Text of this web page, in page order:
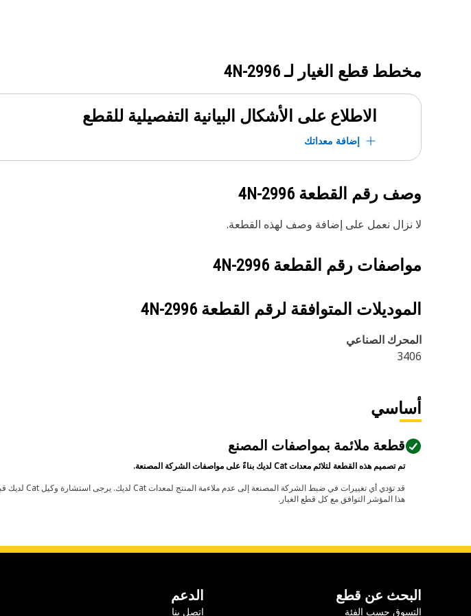
مخطط قطع الغيار لـ4N-2996
الاطلاع على الأشكال البيانية التفصيلية للقطع
إضافة معداتك
وصف رقم القطعة 4N-2996
لا نزال نعمل على إضافة وصف لهذه القطعة.
مواصفات رقم القطعة 4N-2996
الموديلات المتوافقة لرقم القطعة 4N-2996
المحرك الصناعي
3406
أساسي
قطعة ملائمة بمواصفات المصنع
تم تصميم هذه القطعة لتلائم معدات Cat لديك بناءً على مواصفات الشركة المصنعة.
هذا المؤشر التوافق مع كل قطع الغيار.
البحث عن قطع
التسوق حسب الفئة
الدعم
اتصل بنا